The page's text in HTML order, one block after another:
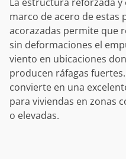
marco de acero de estas
acorazadas permite que
sin deformaciones el
viento en ubicaciones
producen ráfagas
convierte en una
para viviendas en zonas
o elevadas.